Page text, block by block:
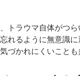
トラウマ自体がつ
れるように無意識
づかれにくいことも